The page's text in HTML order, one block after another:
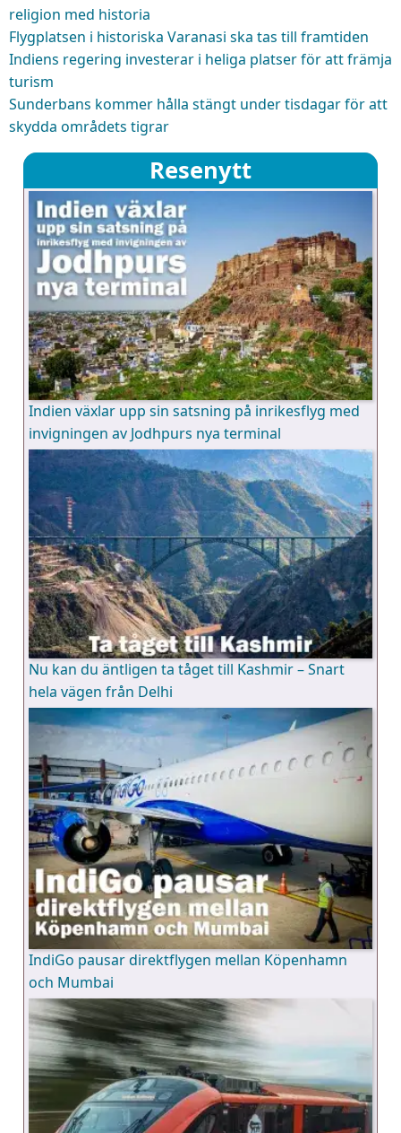
religion med historia
Flygplatsen i historiska Varanasi ska tas till framtiden
Indiens regering investerar i heliga platser för att främja
turism
Sunderbans kommer hålla stängt under tisdagar för att
skydda områdets tigrar
Resenytt
Indien växlar upp sin satsning på inrikesflyg med
invigningen av Jodhpurs nya terminal
Nu kan du äntligen ta tåget till Kashmir – Snart
hela vägen från Delhi
IndiGo pausar direktflygen mellan Köpenhamn
och Mumbai